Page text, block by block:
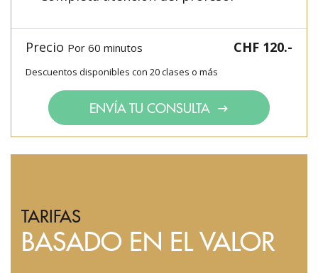
Precio Por 60 minutos CHF 120.-
Descuentos disponibles con 20 clases o más
ENVÍA TU CONSULTA
TARIFAS
BASADO EN EL VALOR